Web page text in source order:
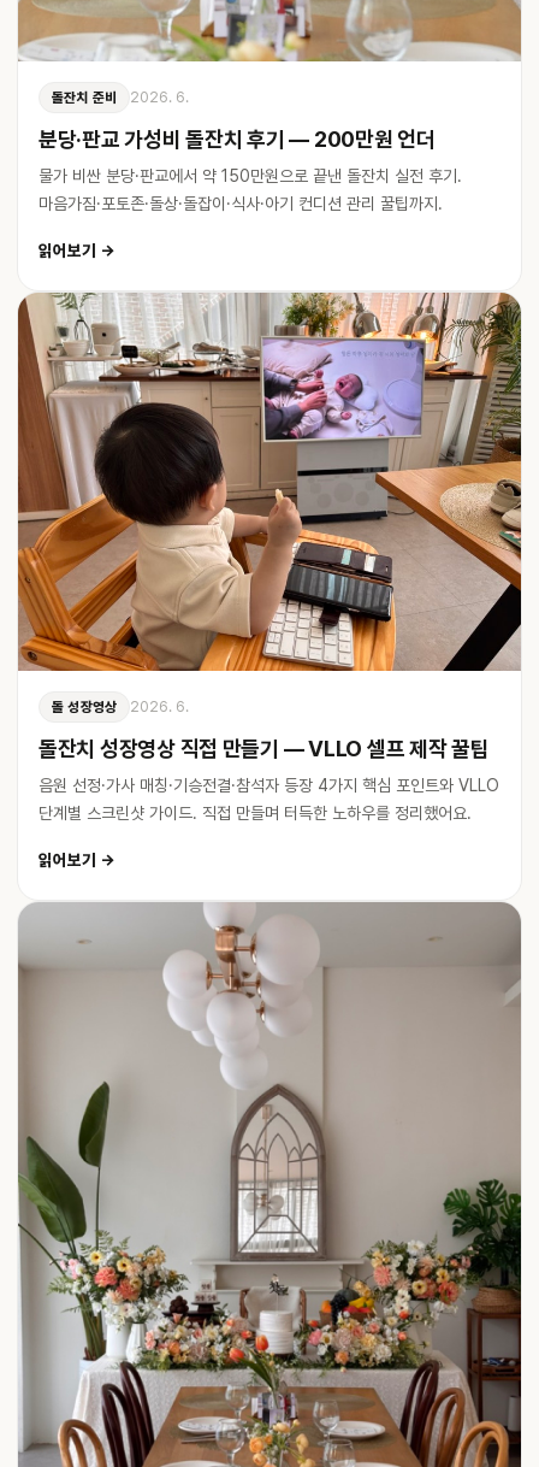
돌잔치 준비 2026. 6.
분당·판교 가성비 돌잔치 후기 — 200만원 언더
물가 비싼 분당·판교에서 약 150만원으로 끝낸 돌잔치 실전 후기.
마음가짐·포토존·돌상·돌잡이·식사·아기 컨디션 관리 꿀팁까지.
읽어보기 →
돌 성장영상 2026. 6.
돌잔치 성장영상 직접 만들기 — VLLO 셀프 제작 꿀팁
음원 선정·가사 매칭·기승전결·참석자 등장 4가지 핵심 포인트와 VLLO
단계별 스크린샷 가이드. 직접 만들며 터득한 노하우를 정리했어요.
읽어보기 →